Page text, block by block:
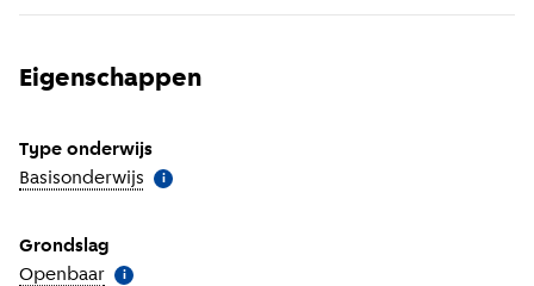
Eigenschappen
Type onderwijs
Basisonderwijs Meer informatie
i
Grondslag
Openbaar Meer informatie
i